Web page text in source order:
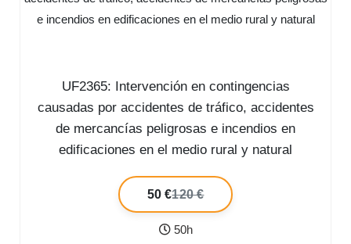
UF2365: Intervención en contingencias
causadas por accidentes de tráfico, accidentes
de mercancías peligrosas e incendios en
edificaciones en el medio rural y natural
50 €120 €
50h